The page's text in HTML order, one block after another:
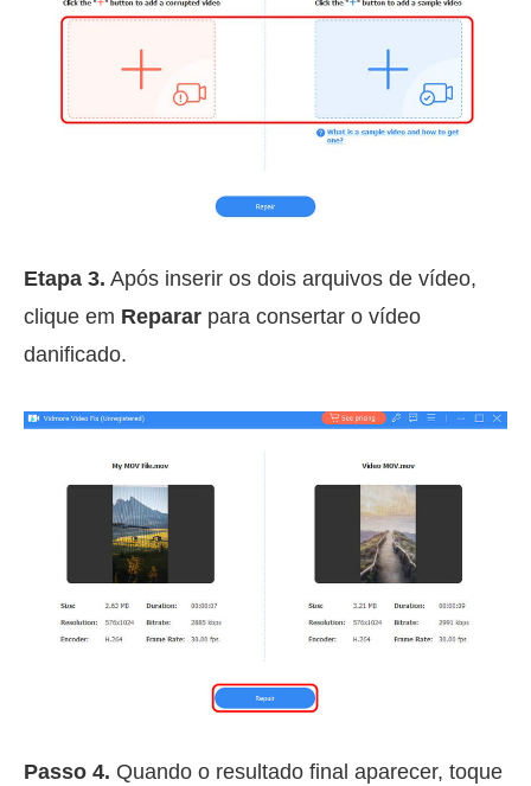
Etapa 3. Após inserir os dois arquivos de vídeo,
clique em Reparar para consertar o vídeo
danificado.
Passo 4. Quando o resultado final aparecer, toque